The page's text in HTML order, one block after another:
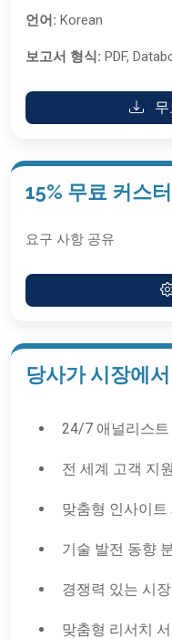
언어: Korean
보고서 형식: PDF,
15% 무료 커스
요구 사항 공유
당사가 시장에
24/7 애널리스트
전 세계 고객 지원
맞춤형 인사이트
기술 발전 동향
경쟁력 있는 시
맞춤형 리서치